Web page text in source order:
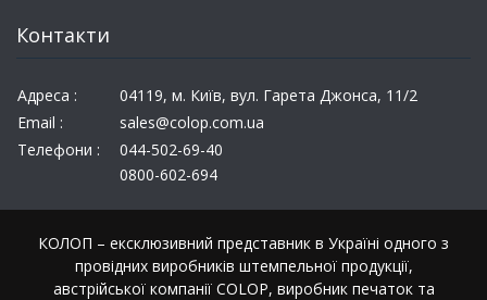
Контакти
Адреса :
04119, м. Київ, вул. Гарета Джонса, 11/2
Email :
sales@colop.com.ua
Телефони :
044-502-69-40
0800-602-694
КОЛОП – ексклюзивний представник в Україні одного з
провідних виробників штемпельної продукції,
австрійської компанії COLOP, виробник печаток та